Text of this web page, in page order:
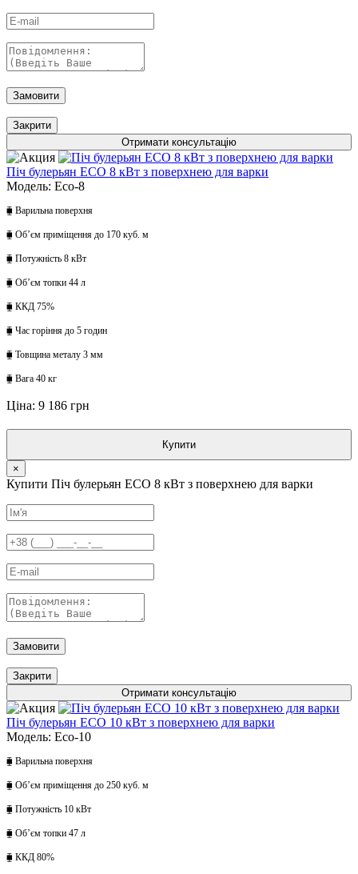
Замовити
Закрити
Отримати консультацію
Піч булерьян ECO 8 кВт з поверхнею для варки
Модель: Eco-8
⧯ Варильна поверхня
⧯ Обʼєм приміщення до 170 куб. м
⧯ Потужність 8 кВт
⧯ Обʼєм топки 44 л
⧯ ККД 75%
⧯ Час горіння до 5 годин
⧯ Товщина металу 3 мм
⧯ Вага 40 кг
Ціна: 9 186 грн
Купити
×
Купити Піч булерьян ECO 8 кВт з поверхнею для варки
Замовити
Закрити
Отримати консультацію
Піч булерьян ECO 10 кВт з поверхнею для варки
Модель: Eco-10
⧯ Варильна поверхня
⧯ Обʼєм приміщення до 250 куб. м
⧯ Потужність 10 кВт
⧯ Обʼєм топки 47 л
⧯ ККД 80%